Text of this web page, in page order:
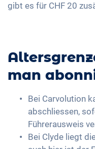
gibt es für CHF 20
man
Bei Carvolution
abschliessen,
Führerausweis
Bei Clyde liegt